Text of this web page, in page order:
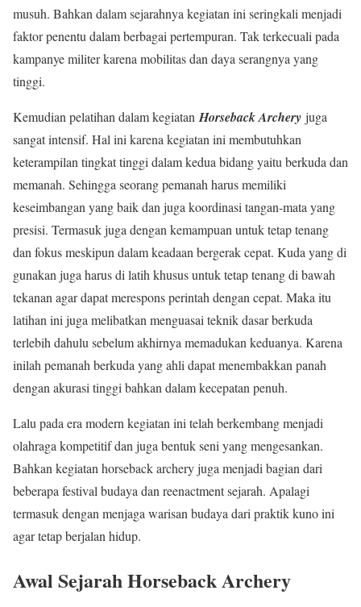
musuh. Bahkan dalam sejarahnya kegiatan ini seringkali menjadi
faktor penentu dalam berbagai pertempuran. Tak terkecuali pada
kampanye militer karena mobilitas dan daya serangnya yang
tinggi.
Kemudian pelatihan dalam kegiatan Horseback Archery juga
sangat intensif. Hal ini karena kegiatan ini membutuhkan
keterampilan tingkat tinggi dalam kedua bidang yaitu berkuda dan
memanah. Sehingga seorang pemanah harus memiliki
keseimbangan yang baik dan juga koordinasi tangan-mata yang
presisi. Termasuk juga dengan kemampuan untuk tetap tenang
dan fokus meskipun dalam keadaan bergerak cepat. Kuda yang di
gunakan juga harus di latih khusus untuk tetap tenang di bawah
tekanan agar dapat merespons perintah dengan cepat. Maka itu
latihan ini juga melibatkan menguasai teknik dasar berkuda
terlebih dahulu sebelum akhirnya memadukan keduanya. Karena
inilah pemanah berkuda yang ahli dapat menembakkan panah
dengan akurasi tinggi bahkan dalam kecepatan penuh.
Lalu pada era modern kegiatan ini telah berkembang menjadi
olahraga kompetitif dan juga bentuk seni yang mengesankan.
Bahkan kegiatan horseback archery juga menjadi bagian dari
beberapa festival budaya dan reenactment sejarah. Apalagi
termasuk dengan menjaga warisan budaya dari praktik kuno ini
agar tetap berjalan hidup.
Awal Sejarah Horseback Archery